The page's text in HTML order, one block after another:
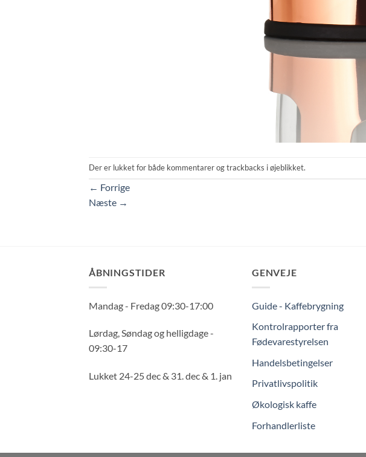
Der er lukket for både kommentarer og trackbacks i øjeblikket.
← Forrige
Næste →
ÅBNINGSTIDER
Mandag - Fredag 09:30-17:00
Lørdag, Søndag og helligdage -
09:30-17
Lukket 24-25 dec & 31. dec & 1. jan
GENVEJE
Guide - Kaffebrygning
Kontrolrapporter fra
Fødevarestyrelsen
Handelsbetingelser
Privatlivspolitik
Økologisk kaffe
Forhandlerliste